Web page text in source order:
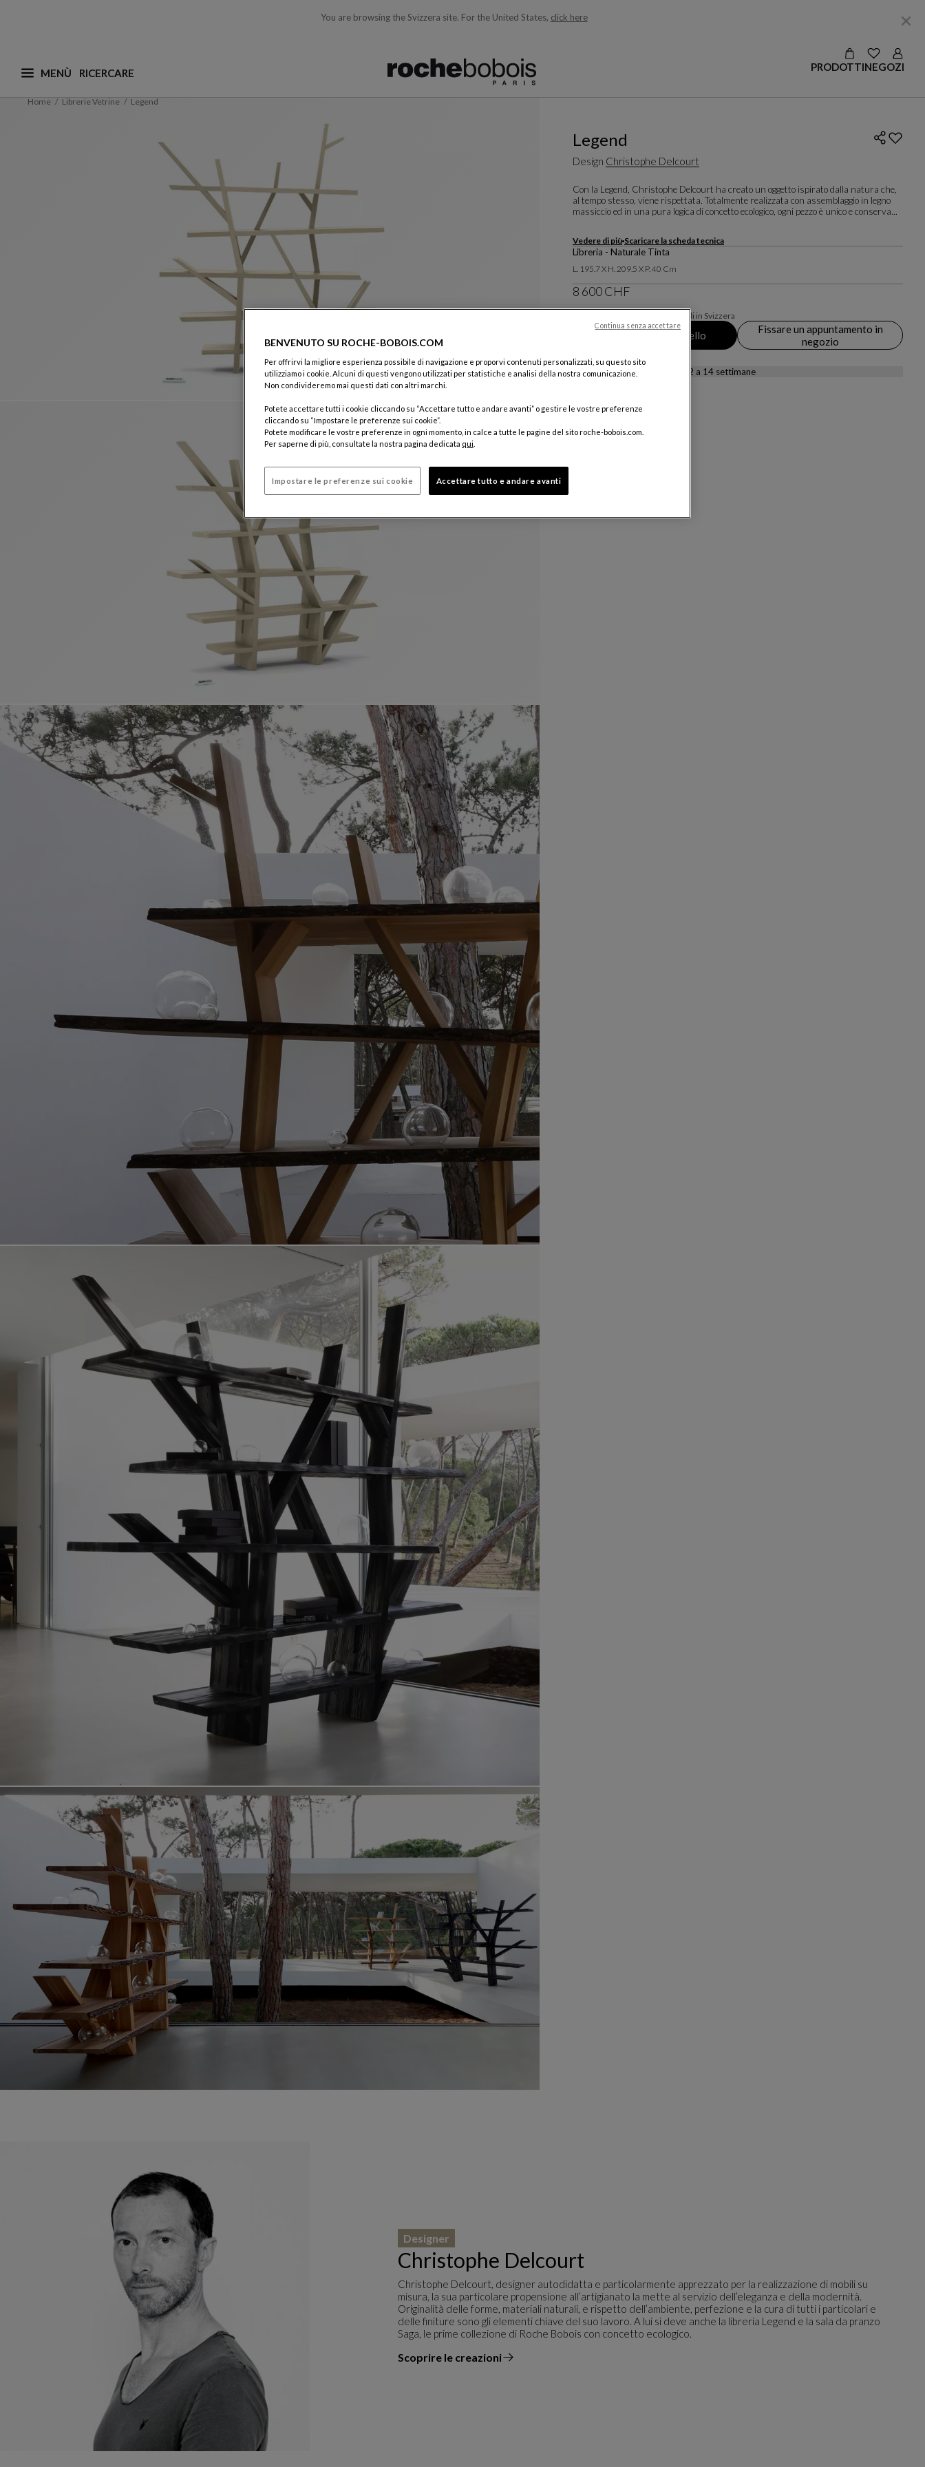
You are browsing the Svizzera site. For the United States, click here
MENÙ
Cosa stai cercando? (i suggerimenti sono disponibili qui sotto e si aggiornano man mano che si digita)
VEDERE LE
Login
PRODOTTINEGOZI
Home Librerie Vetrine Legend
Legend
Design Christophe Delcourt
Con la Legend, Christophe Delcourt ha creato un oggetto ispirato dalla natura che,
al tempo stesso, viene rispettata. Totalmente realizzata con assemblaggio in legno
massiccio ed in una pura logica di concetto ecologico, ogni pezzo è unico e conserva...
Vedere di più Scaricare la scheda tecnica
Libreria - Naturale Tinta
L. 195.7 X H. 209.5 X P. 40 Cm
8 600 CHF
Prezzi esclusa consegna, valevoli in Svizzera
Fissare un appuntamento in
negozio
Aggiungere al carrello
Tempi di consegna stimati: 12 a 14 settimane
Christophe Delcourt
Designer
Christophe Delcourt, designer autodidatta e particolarmente apprezzato per la realizzazione di mobili su
misura, la sua particolare propensione all’artigianato la mette al servizio dell’eleganza e della modernità.
Originalità delle forme, materiali naturali, e rispetto dell’ambiente, perfezione e la cura di tutti i particolari e
delle finiture sono gli elementi chiave del suo lavoro. A lui si deve anche la libreria Legend e la sala da pranzo
Saga, le prime collezione di Roche Bobois con concetto ecologico.
Scoprire le creazioni
il designer
BENVENUTO SU ROCHE-BOBOIS.COM
Per offrirvi la migliore esperienza possibile di navigazione e proporvi contenuti personalizzati, su questo sito
utilizziamo i cookie. Alcuni di questi vengono utilizzati per statistiche e analisi della nostra comunicazione.
Non condivideremo mai questi dati con altri marchi.
Potete accettare tutti i cookie cliccando su “Accettare tutto e andare avanti” o gestire le vostre preferenze
cliccando su “Impostare le preferenze sui cookie”.
Potete modificare le vostre preferenze in ogni momento, in calce a tutte le pagine del sito roche-bobois.com.
Per saperne di più, consultate la nostra pagina dedicata qui
Impostare le preferenze sui cookie Accettare tutto e andare avanti
Continua senza accettare